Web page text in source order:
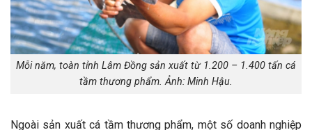
Mỗi năm, toàn tỉnh Lâm Đồng sản xuất từ 1.200 – 1.400 tấn cá
tầm thương phẩm. Ảnh: Minh Hậu.
Ngoài sản xuất cá tầm thương phẩm, một số doanh nghiệp